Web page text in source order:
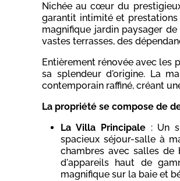
Nichée au cœur du
garantit intimité et
magnifique jardin paysager
vastes terrasses, des
Entièrement rénovée avec les
sa splendeur d'origine. La
contemporain raffiné, créant
La propriété se compose de
La Villa Principale: Un
spacieux séjour-salle à
chambres avec salles de
d'appareils haut de
magnifique sur la baie et